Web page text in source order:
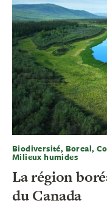
Biodiversité, Boreal,
Milieux humides
La région
du Canada